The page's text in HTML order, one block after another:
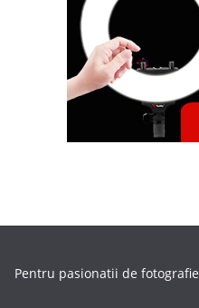
Pentru pasionatii de fotografie